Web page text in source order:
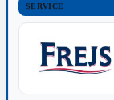
SERVICE